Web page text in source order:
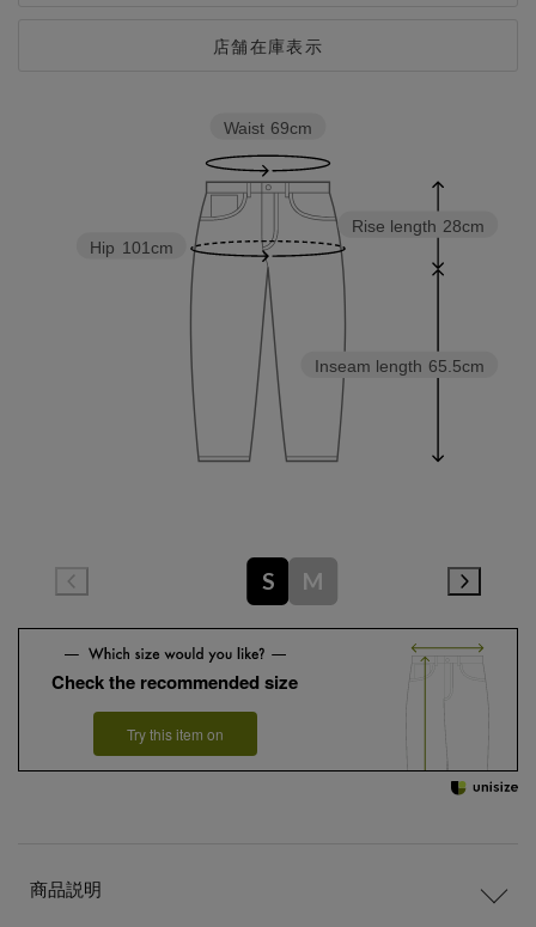
店舗在庫表示
Inseam length 65.5cm
Rise length 28cm
Hip 101cm
Waist 69cm
S M
Check the recommended size
Try this item on
商品説明